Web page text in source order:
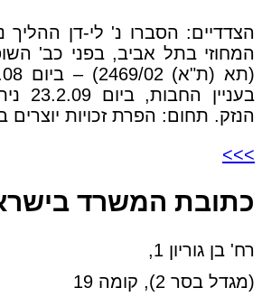
הצדדיים: הסברו נ' לי-דן
המחוזי בתל אביב, בפני כב'
הנזק. תחום: הפרת זכויות
>>>
כתובת המשרד
רח' בן גוריון 1,
(מגדל בסר 2), קומה 19